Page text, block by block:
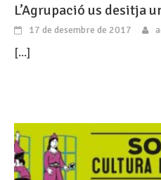
L’Agrupació us desitja
17 de desembre de 2017
[...]